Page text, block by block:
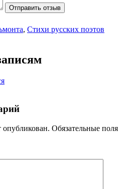
Отправить отзыв
, Стихи русских поэтов
опубликован. Обязательные поля